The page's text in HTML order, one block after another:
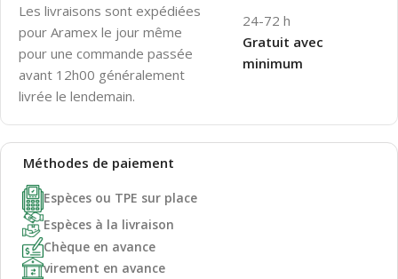
Les livraisons sont expédiées
pour Aramex le jour même
pour une commande passée
avant 12h00 généralement
livrée le lendemain.
24-72 h
Gratuit avec
minimum
Méthodes de paiement
Espèces ou TPE sur place
Espèces à la livraison
Chèque en avance
virement en avance